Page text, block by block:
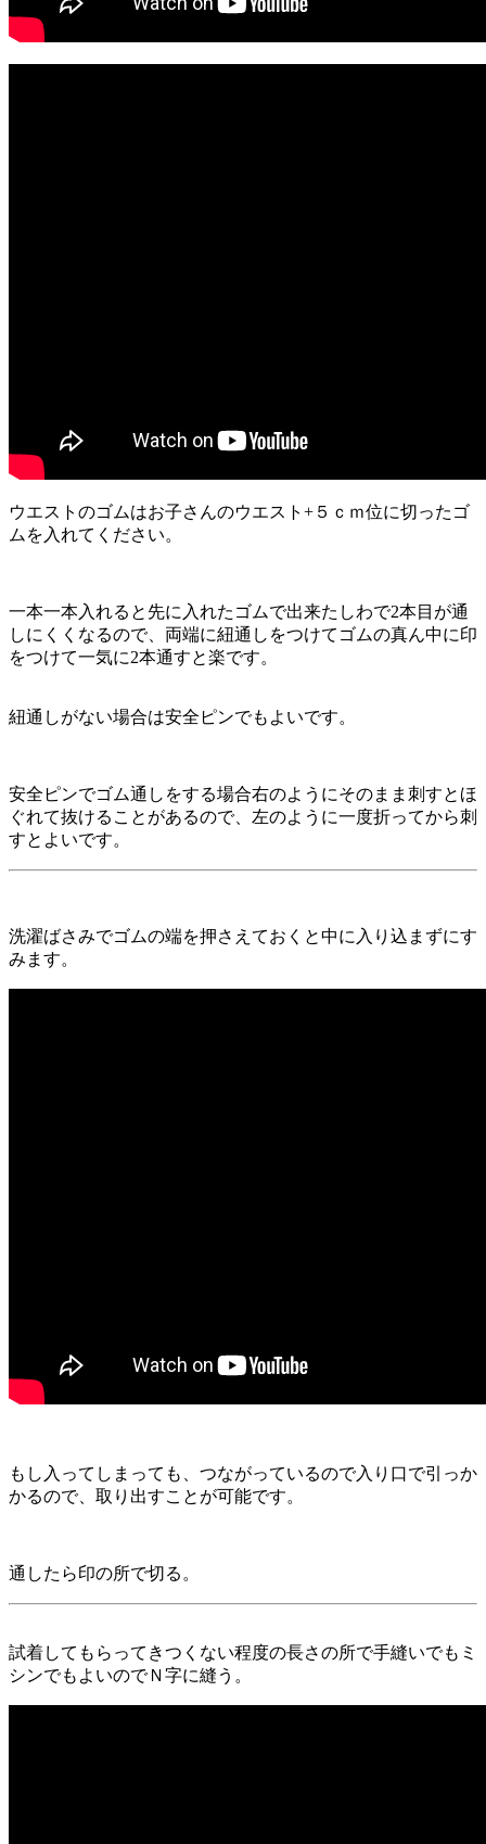
ウエストのゴムはお子さんのウエスト+５ｃｍ位に切ったゴ
ムを入れてください。
一本一本入れると先に入れたゴムで出来たしわで2本目が通
しにくくなるので、両端に紐通しをつけてゴムの真ん中に印
をつけて一気に2本通すと楽です。
紐通しがない場合は安全ピンでもよいです。
安全ピンでゴム通しをする場合右のようにそのまま刺すとほ
ぐれて抜けることがあるので、左のように一度折ってから刺
すとよいです。
洗濯ばさみでゴムの端を押さえておくと中に入り込まずにす
みます。
もし入ってしまっても、つながっているので入り口で引っか
かるので、取り出すことが可能です。
通したら印の所で切る。
試着してもらってきつくない程度の長さの所で手縫いでもミ
シンでもよいのでＮ字に縫う。